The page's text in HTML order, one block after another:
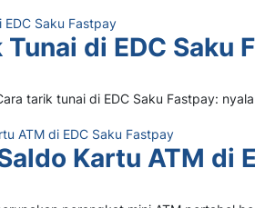
Tunai di EDC
tarik tunai di EDC Saku Fastpay:
Kartu ATM di